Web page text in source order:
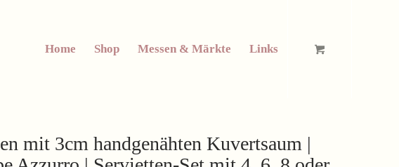
Home Shop Messen & Märkte Links
mit 3cm handgenähten Kuvertsaum |